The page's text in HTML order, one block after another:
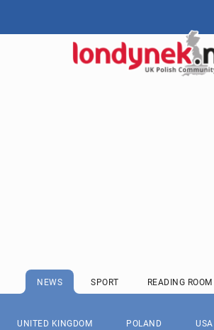
NEWS SPORT READING ROOM
UNITED KINGDOM POLAND USA